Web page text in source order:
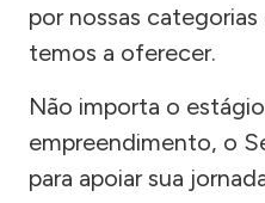
por nossas
temos a oferecer.
Não importa o
empreendimento, o
para apoiar sua